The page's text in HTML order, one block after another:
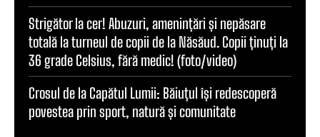
Strigător la cer! Abuzuri, amenințări și nepăsare
totală la turneul de copii de la Năsăud. Copii ținuți la
36 grade Celsius, fără medic! (foto/video)
Crosul de la Capătul Lumii: Băiuțul își redescoperă
povestea prin sport, natură și comunitate